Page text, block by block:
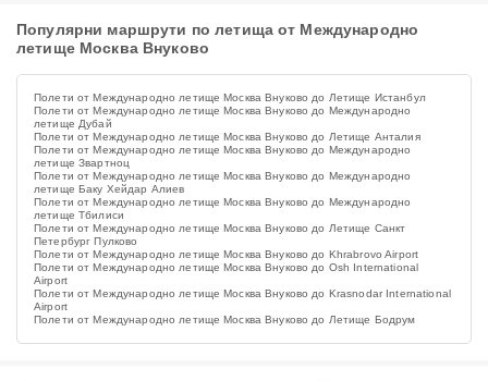
Популярни маршрути по летища от Международно
летище Москва Внуково
Полети от Международно летище Москва Внуково до Летище Истанбул
Полети от Международно летище Москва Внуково до Международно
летище Дубай
Полети от Международно летище Москва Внуково до Летище Анталия
Полети от Международно летище Москва Внуково до Международно
летище Звартноц
Полети от Международно летище Москва Внуково до Международно
летище Баку Хейдар Алиев
Полети от Международно летище Москва Внуково до Международно
летище Тбилиси
Полети от Международно летище Москва Внуково до Летище Санкт
Петербург Пулково
Полети от Международно летище Москва Внуково до Khrabrovo Airport
Полети от Международно летище Москва Внуково до Osh International
Airport
Полети от Международно летище Москва Внуково до Krasnodar International
Airport
Полети от Международно летище Москва Внуково до Летище Бодрум